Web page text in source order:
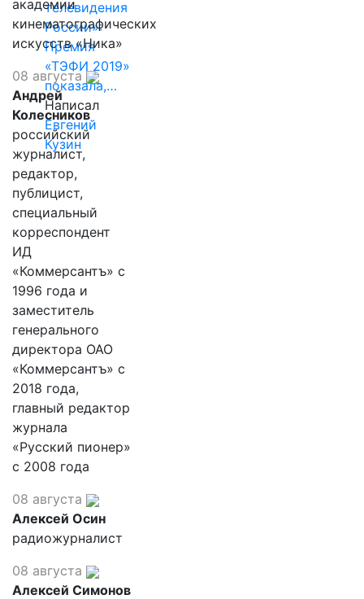
телевидения
России»:
Премия
«ТЭФИ 2019»
показала,…
Написал
Евгений
Кузин
академии
кинематографических
искусств «Ника»
08 августа
Андрей
Колесников
российский
журналист,
редактор,
публицист,
специальный
корреспондент
ИД
«Коммерсантъ» с
1996 года и
заместитель
генерального
директора ОАО
«Коммерсантъ» с
2018 года,
главный редактор
журнала
«Русский пионер»
с 2008 года
08 августа
Алексей Осин
радиожурналист
08 августа
Алексей Симонов